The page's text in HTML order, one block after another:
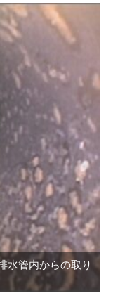
水管内からの取り